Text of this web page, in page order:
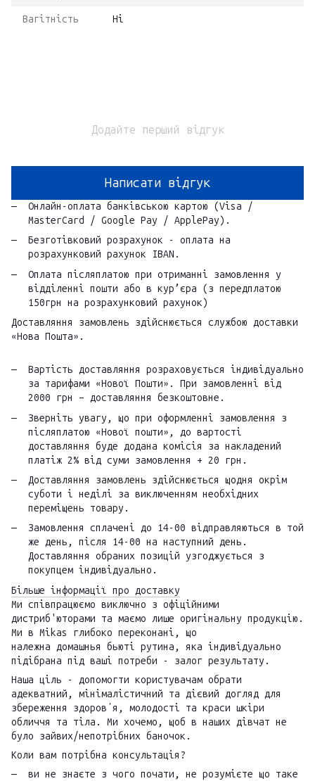
Вагітність Ні
Додайте перший відгук
Написати відгук
Онлайн-оплата банківською картою (Visa /
MasterCard / Google Pay / ApplePay).
Безготівковий розрахунок - оплата на
розрахунковий рахунок IBAN.
Оплата післяплатою при отриманні замовлення у
відділенні пошти або в кур’єра (з передплатою
150грн на розрахунковий рахунок)
Доставляння замовлень здійснюється службою доставки
«Нова Пошта».
Вартість доставляння розраховується індивідуально
за тарифами «Нової Пошти». При замовленні від
2000 грн – доставляння безкоштовне.
Зверніть увагу, що при оформленні замовлення з
післяплатою «Нової пошти», до вартості
доставляння буде додана комісія за накладений
платіж 2% від суми замовлення + 20 грн.
Доставляння замовлень здійснюється щодня окрім
суботи і неділі за виключенням необхідних
переміщень товару.
Замовлення сплачені до 14-00 відправляються в той
же день, після 14-00 на наступний день.
Доставляння обраних позицій узгоджується з
покупцем індивідуально.
Більше інформації про доставку
Ми співпрацюємо виключно з офіційними
дистриб'юторами та маємо лише оригінальну продукцію.
Ми в Mikas глибоко переконані, що
належна домашнья бьюті рутина, яка індивідуально
підібрана під ваші потреби - залог результату.
Наша ціль - допомогти користувачам обрати
адекватний, мінімалістичний та дієвий догляд для
збереження здоровʼя, молодості та краси шкіри
обличчя та тіла. Ми хочемо, щоб в наших дівчат не
було зайвих/непотрібних баночок.
Коли вам потрібна консультація?
ви не знаєте з чого почати, не розумієте що таке